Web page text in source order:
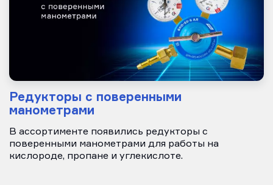
Редукторы с поверенными
манометрами
В ассортименте появились редукторы с
поверенными манометрами для работы на
кислороде, пропане и углекислоте.